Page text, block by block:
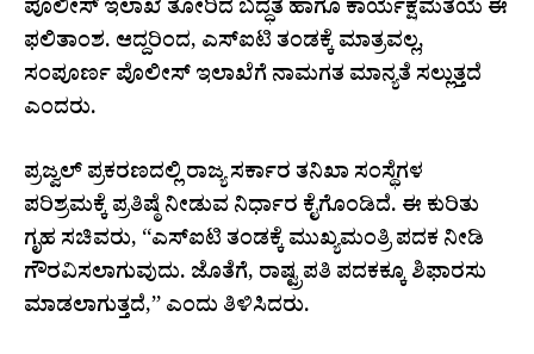
ಪೊಲೀಸ್ ಇಲಾಖೆ ತೋರಿದ ಬದ್ಧತೆ ಹಾಗೂ ಕಾರ್ಯಕ್ಷಮತೆಯೆ ಈ
ಫಲಿತಾಂಶ. ಆದ್ದರಿಂದ, ಎಸ್‌ಐಟಿ ತಂಡಕ್ಕೆ ಮಾತ್ರವಲ್ಲ,
ಸಂಪೂರ್ಣ ಪೊಲೀಸ್ ಇಲಾಖೆಗೆ ನಾಮಗತ ಮಾನ್ಯತೆ ಸಲ್ಲುತ್ತದೆ
ಎಂದರು.
ಪ್ರಜ್ವಲ್ ಪ್ರಕರಣದಲ್ಲಿ ರಾಜ್ಯ ಸರ್ಕಾರ ತನಿಖಾ ಸಂಸ್ಥೆಗಳ
ಪರಿಶ್ರಮಕ್ಕೆ ಪ್ರತಿಷ್ಠೆ ನೀಡುವ ನಿರ್ಧಾರ ಕೈಗೊಂಡಿದೆ. ಈ ಕುರಿತು
ಗೃಹ ಸಚಿವರು, “ಎಸ್‌ಐಟಿ ತಂಡಕ್ಕೆ ಮುಖ್ಯಮಂತ್ರಿ ಪದಕ ನೀಡಿ
ಗೌರವಿಸಲಾಗುವುದು. ಜೊತೆಗೆ, ರಾಷ್ಟ್ರಪತಿ ಪದಕಕ್ಕೂ ಶಿಫಾರಸು
ಮಾಡಲಾಗುತ್ತದೆ,” ಎಂದು ತಿಳಿಸಿದರು.